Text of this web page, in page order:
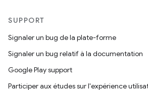
SUPPORT
Signaler un bug de la plate-forme
Signaler un bug relatif à la documentation
Google Play support
Participer aux études sur l'expérience